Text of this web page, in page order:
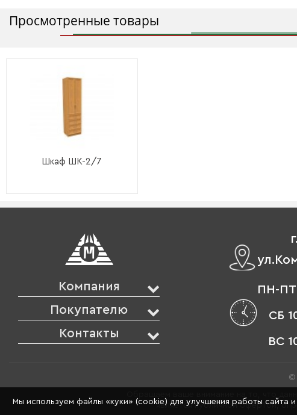
Просмотренные товары
Шкаф ШК-2/7
Компания
Покупателю
Контакты
ПН-ПТ
СБ
ВС
©
является публичной офертой,
Мы используем файлы «куки» (cookie) для улучшения работы сайта